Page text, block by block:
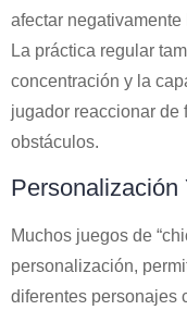
afectar
La práctica regular
concentración y la
jugador reaccionar de
obstáculos.
Personalización
Muchos juegos de
personalización,
diferentes personajes